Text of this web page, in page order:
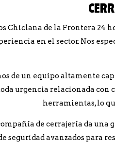
Chiclana de la Frontera 24
en el sector. Nos
de un equipo altamente
urgencia relacionada con
herramientas, lo
de cerrajería da una
seguridad avanzados para